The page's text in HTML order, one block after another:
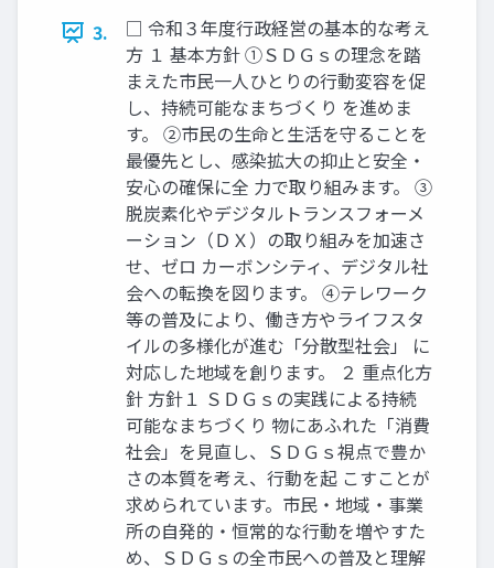
3.
□ 令和３年度行政経営の基本的な考え
方 １ 基本方針 ①ＳＤＧｓの理念を踏
まえた市民一人ひとりの行動変容を促
し、持続可能なまちづくり を進めま
す。 ②市民の生命と生活を守ることを
最優先とし、感染拡大の抑止と安全・
安心の確保に全 力で取り組みます。 ③
脱炭素化やデジタルトランスフォーメ
ーション（ＤＸ）の取り組みを加速さ
せ、ゼロ カーボンシティ、デジタル社
会への転換を図ります。 ④テレワーク
等の普及により、働き方やライフスタ
イルの多様化が進む「分散型社会」 に
対応した地域を創ります。 ２ 重点化方
針 方針１ ＳＤＧｓの実践による持続
可能なまちづくり 物にあふれた「消費
社会」を見直し、ＳＤＧｓ視点で豊か
さの本質を考え、行動を起 こすことが
求められています。市民・地域・事業
所の自発的・恒常的な行動を増やすた
め、ＳＤＧｓの全市民への普及と理解